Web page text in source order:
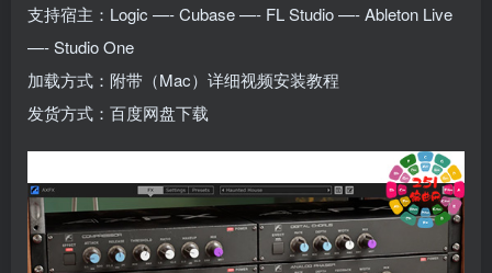
支持宿主：Logic —- Cubase —- FL Studio —- Ableton Live
—- Studio One
加载方式：附带（Mac）详细视频安装教程
发货方式：百度网盘下载